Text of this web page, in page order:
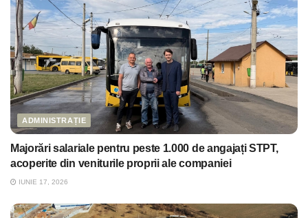
ADMINISTRAȚIE
Majorări salariale pentru peste 1.000 de angajați STPT,
acoperite din veniturile proprii ale companiei
IUNIE 17, 2026